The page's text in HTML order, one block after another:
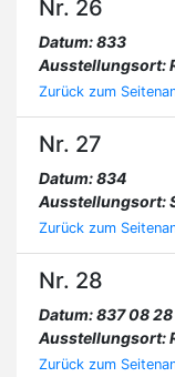
Nr. 26
Datum: 833
Ausstellungsort:
Zurück zum
Nr. 27
Datum: 834
Ausstellungsort:
Zurück zum
Nr. 28
Datum: 837 08 28
Ausstellungsort:
Zurück zum